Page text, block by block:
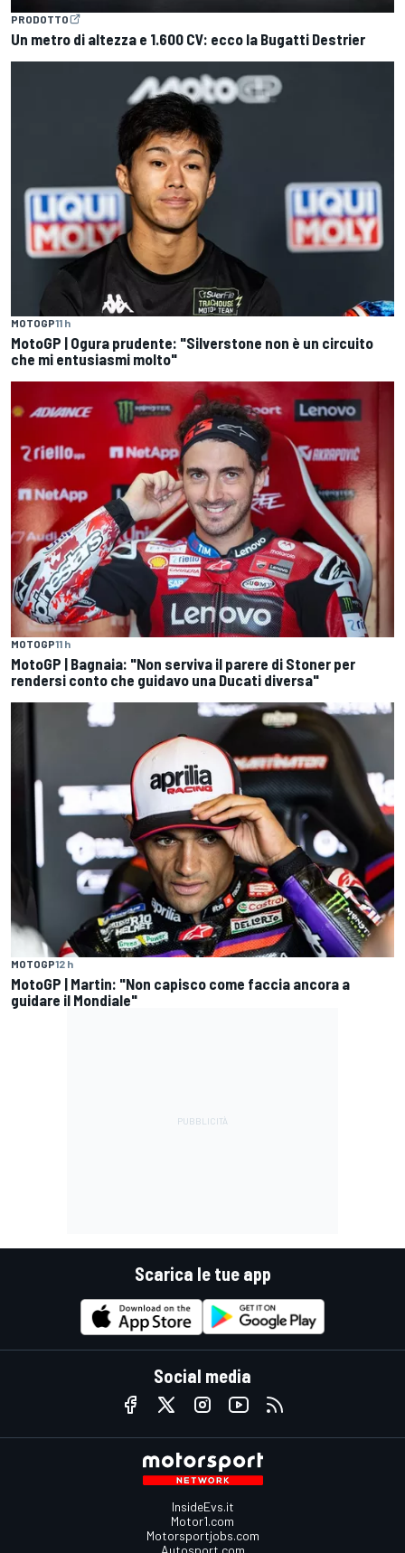
PRODOTTO
Un metro di altezza e 1.600 CV: ecco la Bugatti Destrier
MOTOGP11 h
MotoGP | Ogura prudente: "Silverstone non è un circuito
che mi entusiasmi molto"
MOTOGP11 h
MotoGP | Bagnaia: "Non serviva il parere di Stoner per
rendersi conto che guidavo una Ducati diversa"
MOTOGP12 h
MotoGP | Martin: "Non capisco come faccia ancora a
guidare il Mondiale"
Scarica le tue app
Social media
InsideEvs.it
Motor1.com
Motorsportjobs.com
Autosport.com